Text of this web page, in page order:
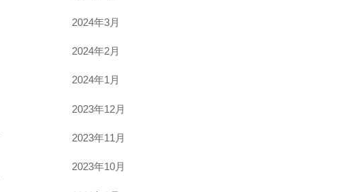
2024年3月
2024年2月
2024年1月
2023年12月
2023年11月
2023年10月